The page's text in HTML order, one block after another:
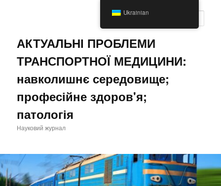
АКТУАЛЬНІ ПРОБЛЕМИ
ТРАНСПОРТНОЇ МЕДИЦИНИ:
навколишнє середовище;
професійне здоров'я;
патологія
Науковий журнал
Ukrainian